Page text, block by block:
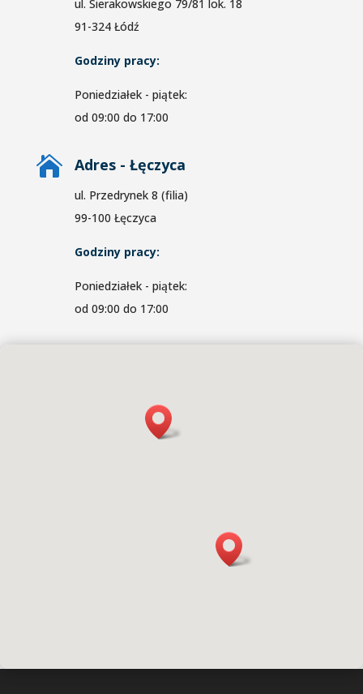
ul. Sierakowskiego 79/81 lok. 18
91-324 Łódź
Godziny pracy:
Poniedziałek - piątek:
od 09:00 do 17:00
 Adres - Łęczyca
ul. Przedrynek 8 (filia)
99-100 Łęczyca
Godziny pracy:
Poniedziałek - piątek:
od 09:00 do 17:00